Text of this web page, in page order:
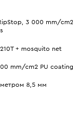
3 000 mm/
+ mosquito net
mm/cm2 PU coating
8,5 мм